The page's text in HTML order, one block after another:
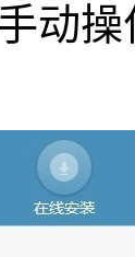
动